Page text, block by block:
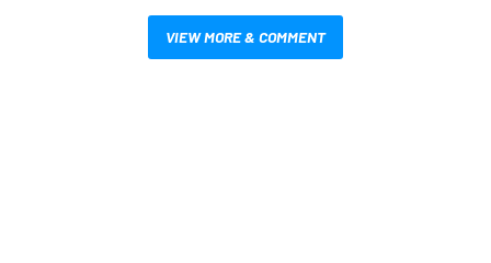
VIEW MORE & COMMENT